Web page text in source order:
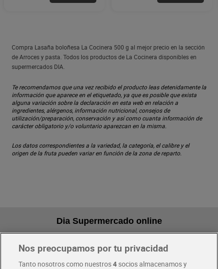
Compra Lasaña boloñesa La Cocinera 500 g al mejor precio en la sección
de Arroces y pasta. Todos los productos de La Cocinera disponibles en
supermercados DIA.
Te recomendamos que una vez recibido el producto leas detenidamente la
información que aparece en el etiquetado, ya que es posible que exista
alguna variación sobre la declaración en esta web en relación a
ingredientes, alérgenos, información nutricional, consejos de
utilización/preparación, conservación y así como cuanta información de
carácter obligatorio y/o voluntario aparezcan en la misma.
Los datos correspondientes a la variedad, la categoría, el calibre y el
origen de la fruta pueden variar en función de la zona de reparto.
Dia Supermercado online
Pide hoy, recibe hoy
Nos preocupamos por tu privacidad
Tanto nosotros como nuestros4socios almacenamos y